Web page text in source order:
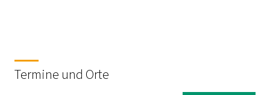
Termine und Orte